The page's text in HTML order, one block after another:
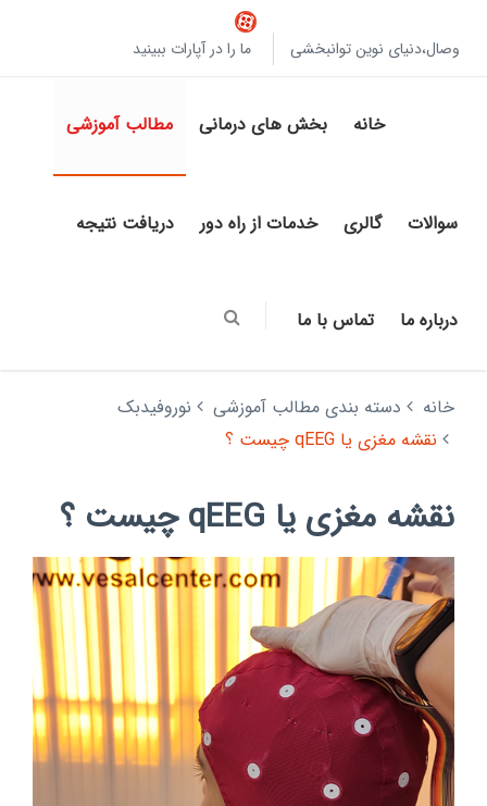
وصال،دنیای نوین توانبخشی ما را در آپارات ببینید
خانه بخش های درمانی مطالب آموزشی
سوالات گالری خدمات از راه دور دریافت نتیجه
درباره ما تماس با ما
خانه دسته بندی مطالب آموزشی
نوروفیدبک
نقشه مغزی یا qEEG چیست ؟
نقشه مغزی یا qEEG چیست ؟